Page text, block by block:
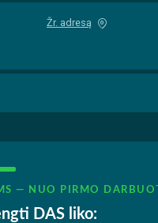
Žr. adresą
— NUO PIRMO
DAS liko: